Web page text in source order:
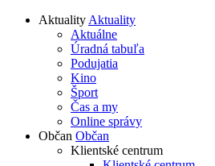
Aktuality Aktuality
Aktuálne
Úradná tabuľa
Podujatia
Kino
Šport
Čas a my
Online správy
Občan Občan
Klientské centrum